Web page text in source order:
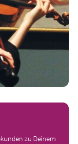
zu Deinem